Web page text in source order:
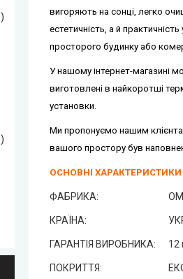
вигоряють на сонці, легко
естетичність, а й
просторого будинку або
У нашому інтернет-магазині
виготовлені в найкоротші
установки.
Ми пропонуємо нашим
вашого простору був
ОСНОВНІ ХАРАКТЕРИСТИКИ
ФАБРИКА:
КРАЇНА:
ГАРАНТІЯ ВИРОБНИКА: 12
ПОКРИТТЯ: